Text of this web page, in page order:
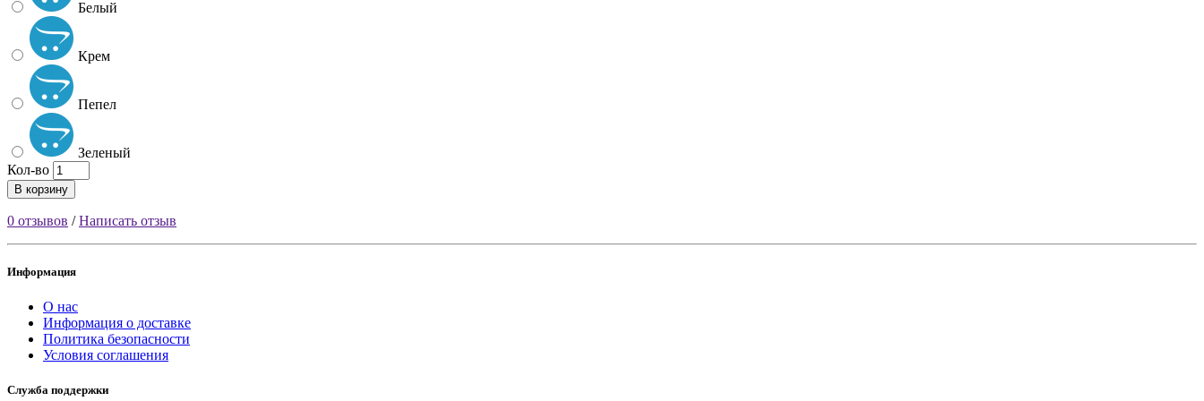
Белый
Крем
Пепел
Зеленый
Кол-во
В корзину
0 отзывов /Написать отзыв
Информация
О нас
Информация о доставке
Политика безопасности
Условия соглашения
Служба поддержки